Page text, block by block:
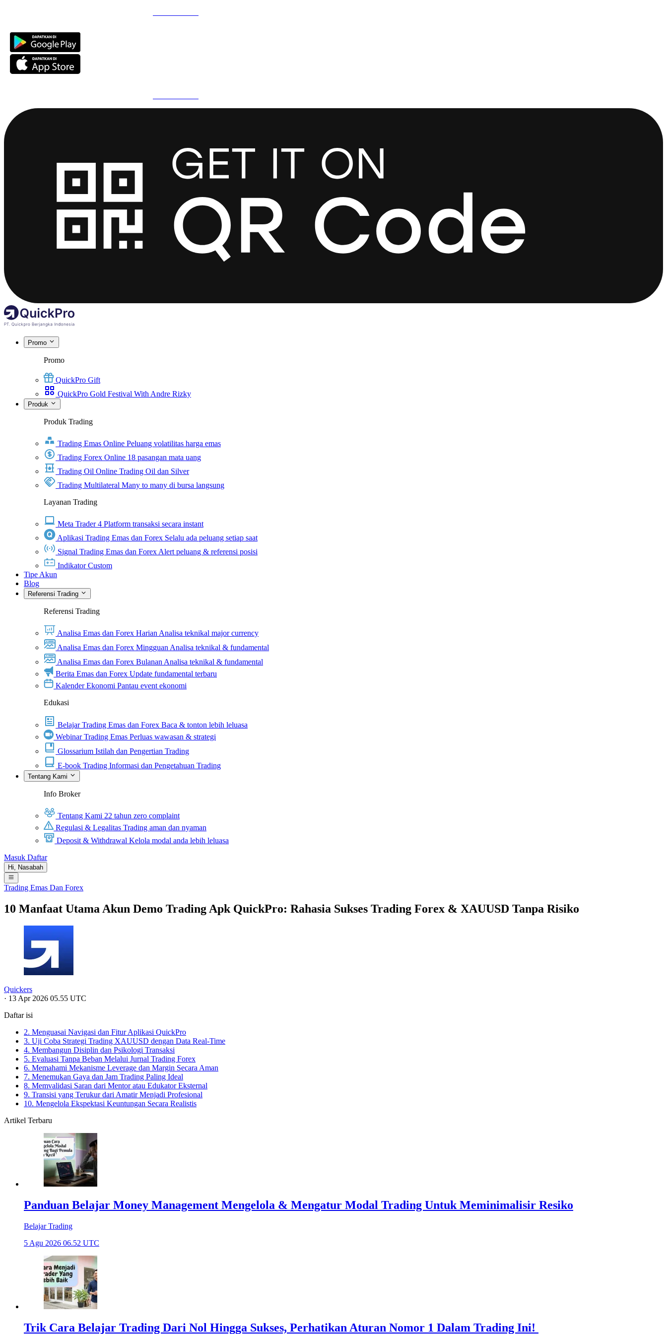
Promo
Promo
QuickPro Gift
QuickPro Gold Festival With Andre Rizky
Produk
Produk Trading
Trading Emas Online Peluang volatilitas harga emas
Trading Forex Online 18 pasangan mata uang
Trading Oil Online Trading Oil dan Silver
Trading Multilateral Many to many di bursa langsung
Layanan Trading
Meta Trader 4 Platform transaksi secara instant
Aplikasi Trading Emas dan Forex Selalu ada peluang setiap saat
Signal Trading Emas dan Forex Alert peluang & referensi posisi
Indikator Custom
Tipe Akun
Blog
Referensi Trading
Referensi Trading
Analisa Emas dan Forex HarianAnalisa teknikal major currency
Analisa Emas dan Forex MingguanAnalisa teknikal & fundamental
Analisa Emas dan Forex BulananAnalisa teknikal & fundamental
Berita Emas dan Forex Update fundamental terbaru
Kalender Ekonomi Pantau event ekonomi
Edukasi
Belajar Trading Emas dan Forex Baca & tonton lebih leluasa
Webinar Trading Emas Perluas wawasan & strategi
Glossarium Istilah dan Pengertian Trading
E-book Trading Informasi dan Pengetahuan Trading
Tentang Kami
Info Broker
Tentang Kami 22 tahun zero complaint
Regulasi & Legalitas Trading aman dan nyaman
Deposit & Withdrawal Kelola modal anda lebih leluasa
Masuk Daftar
Hi, Nasabah
Trading Emas Dan Forex
10 Manfaat Utama Akun Demo Trading Apk QuickPro: Rahasia Sukses Trading Forex & XAUUSD Tanpa Risiko
Quickers
· 13 Apr 2026 05.55 UTC
Daftar isi
2. Menguasai Navigasi dan Fitur Aplikasi QuickPro
3. Uji Coba Strategi Trading XAUUSD dengan Data Real-Time
4. Membangun Disiplin dan Psikologi Transaksi
5. Evaluasi Tanpa Beban Melalui Jurnal Trading Forex
6. Memahami Mekanisme Leverage dan Margin Secara Aman
7. Menemukan Gaya dan Jam Trading Paling Ideal
8. Memvalidasi Saran dari Mentor atau Edukator Eksternal
9. Transisi yang Terukur dari Amatir Menjadi Profesional
10. Mengelola Ekspektasi Keuntungan Secara Realistis
Artikel Terbaru
Panduan Belajar Money Management Mengelola & Mengatur Modal Trading Untuk Meminimalisir Resiko
Belajar Trading
5 Agu 2026 06.52 UTC
Trik Cara Belajar Trading Dari Nol Hingga Sukses, Perhatikan Aturan Nomor 1 Dalam Trading Ini!